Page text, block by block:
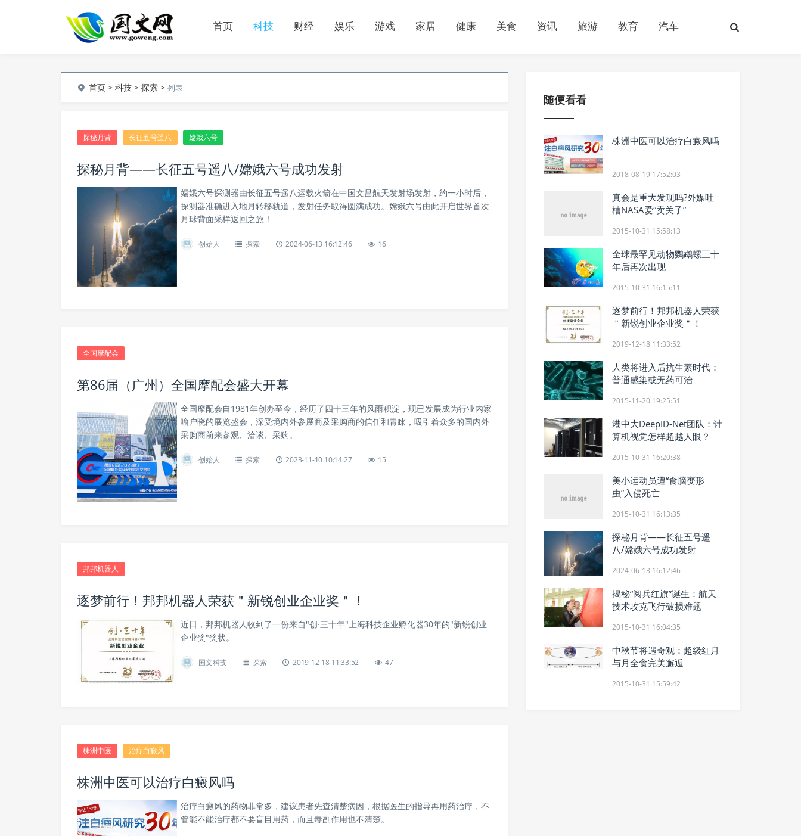
首页 科技 财经 娱乐 游戏 家居 健康 美食 资讯 旅游 教育 汽车
首页 >科技 >探索 >列表
探秘月背 长征五号遥八 嫦娥六号
探秘月背——长征五号遥八/嫦娥六号成功发射
嫦娥六号探测器由长征五号遥八运载火箭在中国文昌航天发射场发射，约一小时后，
探测器准确进入地月转移轨道，发射任务取得圆满成功。嫦娥六号由此开启世界首次
月球背面采样返回之旅！
创始人 探索 2024-06-13 16:12:46 16
全国摩配会
第86届（广州）全国摩配会盛大开幕
全国摩配会自1981年创办至今，经历了四十三年的风雨积淀，现已发展成为行业内家
喻户晓的展览盛会，深受境内外参展商及采购商的信任和青睐，吸引着众多的国内外
采购商前来参观、洽谈、采购。
创始人 探索 2023-11-10 10:14:27 15
邦邦机器人
逐梦前行！邦邦机器人荣获＂新锐创业企业奖＂！
近日，邦邦机器人收到了一份来自"创·三十年"上海科技企业孵化器30年的"新锐创业
企业奖"奖状。
国文科技 探索 2019-12-18 11:33:52 47
株洲中医 治疗白癜风
株洲中医可以治疗白癜风吗
治疗白癜风的药物非常多，建议患者先查清楚病因，根据医生的指导再用药治疗，不
管能不能治疗都不要盲目用药，而且毒副作用也不清楚。
随便看看
株洲中医可以治疗白癜风吗
2018-08-19 17:52:03
真会是重大发现吗?外媒吐
槽NASA爱“卖关子”
2015-10-31 15:58:13
全球最罕见动物鹦鹉螺三十
年后再次出现
2015-10-31 16:15:11
逐梦前行！邦邦机器人荣获
＂新锐创业企业奖＂！
2019-12-18 11:33:52
人类将进入后抗生素时代：
普通感染或无药可治
2015-11-20 19:25:51
港中大DeepID-Net团队：计
算机视觉怎样超越人眼？
2015-10-31 16:20:38
美小运动员遭“食脑变形
虫”入侵死亡
2015-10-31 16:13:35
探秘月背——长征五号遥
八/嫦娥六号成功发射
2024-06-13 16:12:46
揭秘“阅兵红旗”诞生：航天
技术攻克飞行破损难题
2015-10-31 16:04:35
中秋节将遇奇观：超级红月
与月全食完美邂逅
2015-10-31 15:59:42